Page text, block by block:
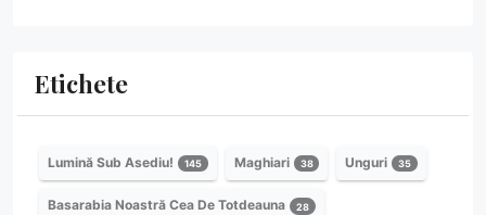
Etichete
Lumină Sub Asediu! 145 Maghiari 38 Unguri 35
Basarabia Noastră Cea De Totdeauna 28